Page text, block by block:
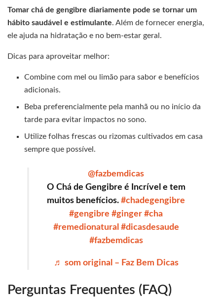
Tomar chá de gengibre diariamente pode se tornar um
hábito saudável e estimulante. Além de fornecer energia,
ele ajuda na hidratação e no bem-estar geral.
Dicas para aproveitar melhor:
Combine com mel ou limão para sabor e benefícios
adicionais.
Beba preferencialmente pela manhã ou no início da
tarde para evitar impactos no sono.
Utilize folhas frescas ou rizomas cultivados em casa
sempre que possível.
@fazbemdicas
O Chá de Gengibre é Incrível e tem
muitos benefícios. #chadegengibre
#gengibre #ginger #cha
#remedionatural #dicasdesaude
#fazbemdicas
♬ som original – Faz Bem Dicas
Perguntas Frequentes (FAQ)